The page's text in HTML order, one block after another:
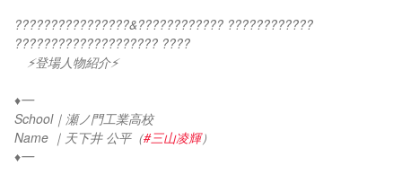
????????????????&???????????? ????????????
???????????????????? ????
⚡登場人物紹介⚡
♦︎━
School｜瀬ノ門工業高校
Name ｜天下井 公平（#三山凌輝）
♦︎━